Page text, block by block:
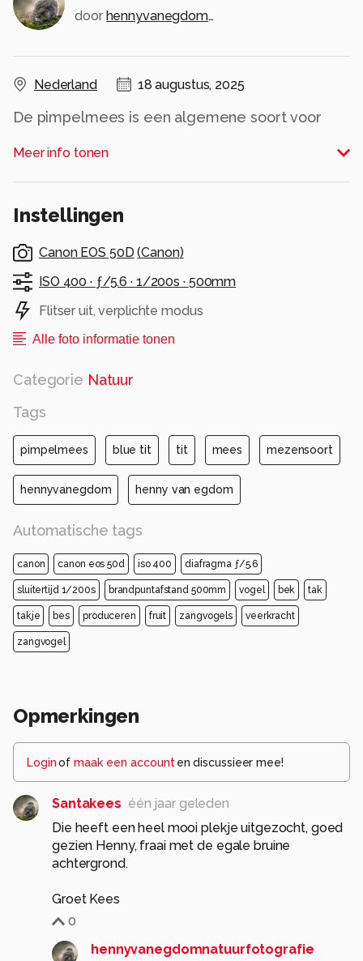
door hennyvanegdomnatuurfotografie
Nederland 18 augustus, 2025
De pimpelmees is een algemene soort voor
fotograferen.
Alle rechten voorbehouden
Meer info tonen
Instellingen
Canon EOS 50D (Canon)
ISO 400 · ƒ/5.6 · 1/200s · 500mm
Flitser uit, verplichte modus
Alle foto informatie tonen
Categorie Natuur
Tags
pimpelmees blue tit tit mees mezensoort
hennyvanegdom henny van egdom
Automatische tags
canon canon eos 50d iso 400 diafragma ƒ/5.6
sluitertijd 1/200s brandpuntafstand 500mm vogel bek tak
takje bes produceren fruit zangvogels veerkracht
zangvogel
Opmerkingen
Loginof maak een account en discussieer mee!
Santakees één jaar geleden
Die heeft een heel mooi plekje uitgezocht, goed
gezien Henny, fraai met de egale bruine
achtergrond.
Groet Kees
0
hennyvanegdomnatuurfotografie